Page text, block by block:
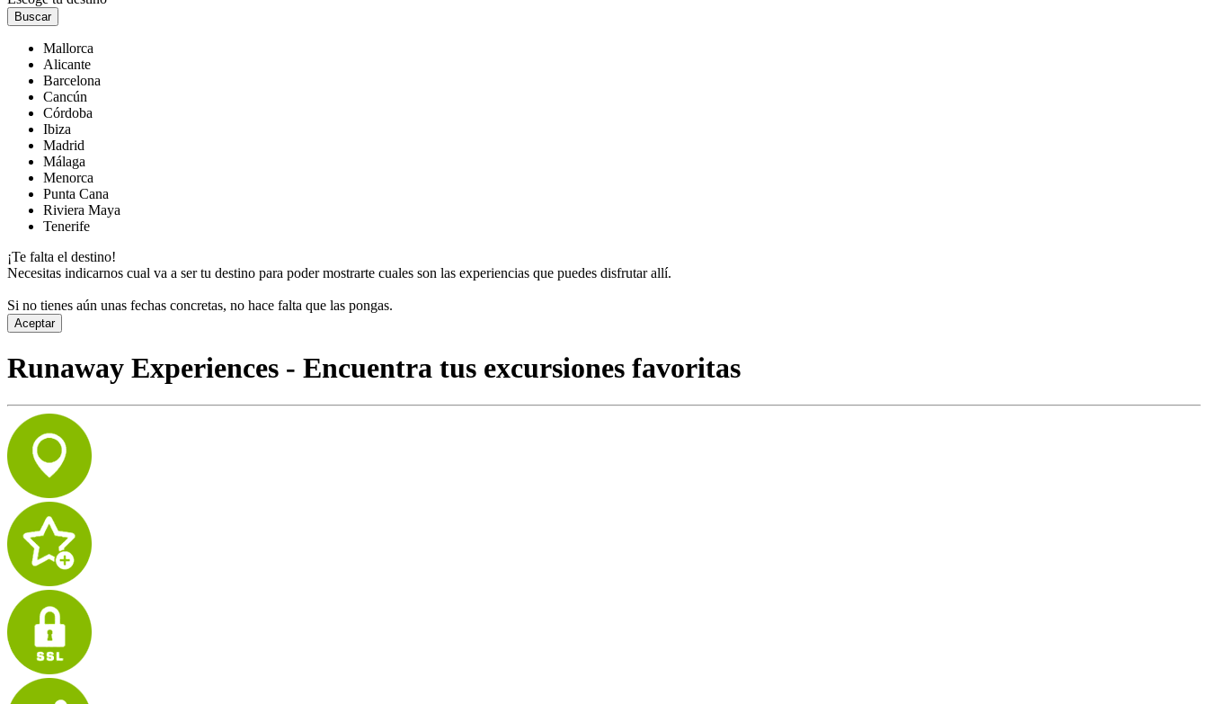
Buscar
Mallorca
Alicante
Barcelona
Cancún
Córdoba
Ibiza
Madrid
Málaga
Menorca
Punta Cana
Riviera Maya
Tenerife
¡Te falta el destino!
Necesitas indicarnos cual va a ser tu destino para poder mostrarte cuales son las experiencias que puedes disfrutar allí.
Si no tienes aún unas fechas concretas, no hace falta que las pongas.
Aceptar
Runaway Experiences - Encuentra tus excursiones favoritas